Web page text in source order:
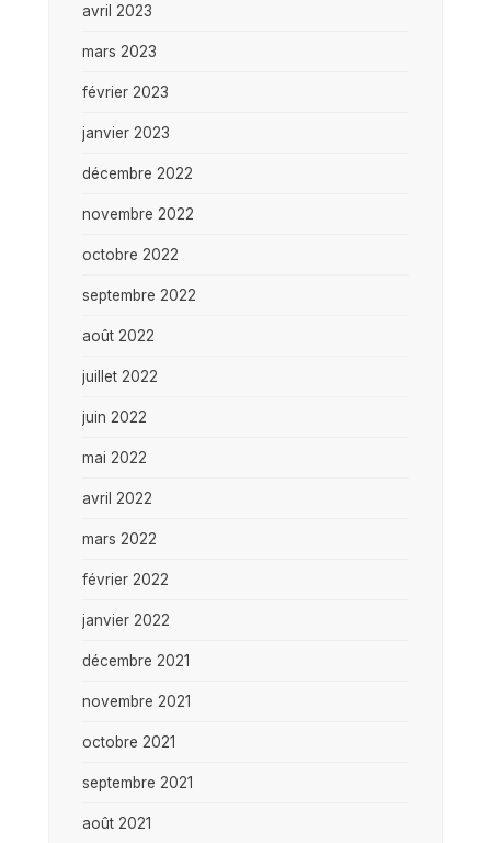
avril 2023
mars 2023
février 2023
janvier 2023
décembre 2022
novembre 2022
octobre 2022
septembre 2022
août 2022
juillet 2022
juin 2022
mai 2022
avril 2022
mars 2022
février 2022
janvier 2022
décembre 2021
novembre 2021
octobre 2021
septembre 2021
août 2021